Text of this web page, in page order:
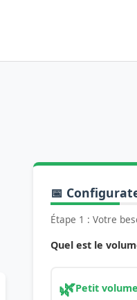
📅
Étape 1 : Votre
Quel est le
🌿Petit